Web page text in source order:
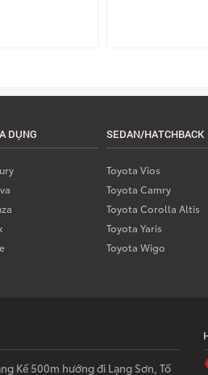
DỤNG SEDAN/HATCHBACK
Toyota Vios
Toyota Camry
Toyota Corolla Altis
Toyota Yaris
Toyota Wigo
Kế 500m hướng đi Lạng Sơn, Tổ